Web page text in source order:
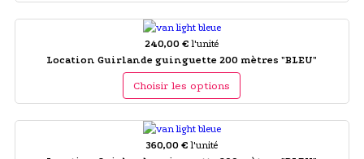
240,00 € l'unité
Location Guirlande guinguette 200 mètres "BLEU"
Choisir les options
360,00 € l'unité